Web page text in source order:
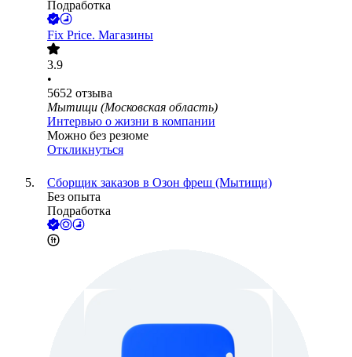
Подработка
Fix Price. Магазины
3.9
•
5652 отзыва
Мытищи (Московская область)
Интервью о жизни в компании
Можно без резюме
Откликнуться
Сборщик заказов в Озон фреш (Мытищи)
Без опыта
Подработка